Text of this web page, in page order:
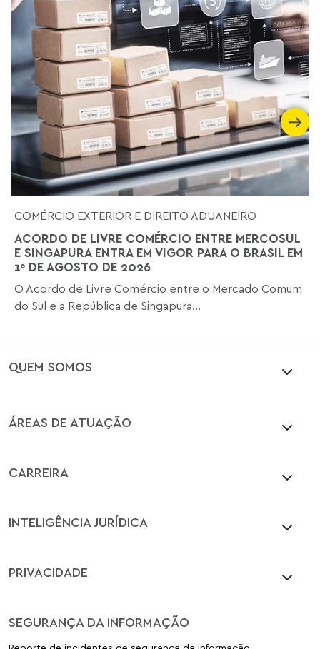
COMÉRCIO EXTERIOR E DIREITO ADUANEIRO
ACORDO DE LIVRE COMÉRCIO ENTRE MERCOSUL
E SINGAPURA ENTRA EM VIGOR PARA O BRASIL EM
1º DE AGOSTO DE 2026
O Acordo de Livre Comércio entre o Mercado Comum
do Sul e a República de Singapura...
QUEM SOMOS
ÁREAS DE ATUAÇÃO
CARREIRA
INTELIGÊNCIA JURÍDICA
PRIVACIDADE
SEGURANÇA DA INFORMAÇÃO